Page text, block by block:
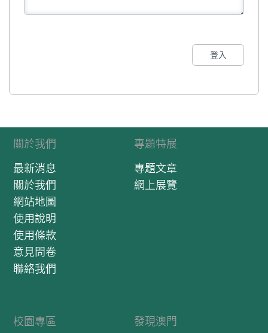
登入
關於我們
最新消息
關於我們
網站地圖
使用說明
使用條款
意見問卷
聯絡我們
專題特展
專題文章
網上展覽
校園專區
發現澳門